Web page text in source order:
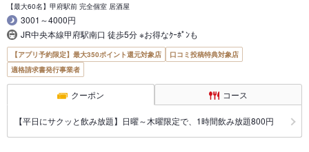
【最大60名】甲府駅前 完全個室 居酒屋
3001～4000円
JR中央本線甲府駅南口 徒歩5分 ※お得なｸｰﾎﾟﾝも
【アプリ予約限定】最大350ポイント還元対象店
口コミ投稿特典対象店
適格請求書発行事業者
クーポン コース
【平日にサクッと飲み放題】日曜～木曜限定で、1時間飲み放題800円